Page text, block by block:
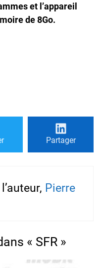
et l’appareil
de8Go.
Partager
Pierre
« SFR »